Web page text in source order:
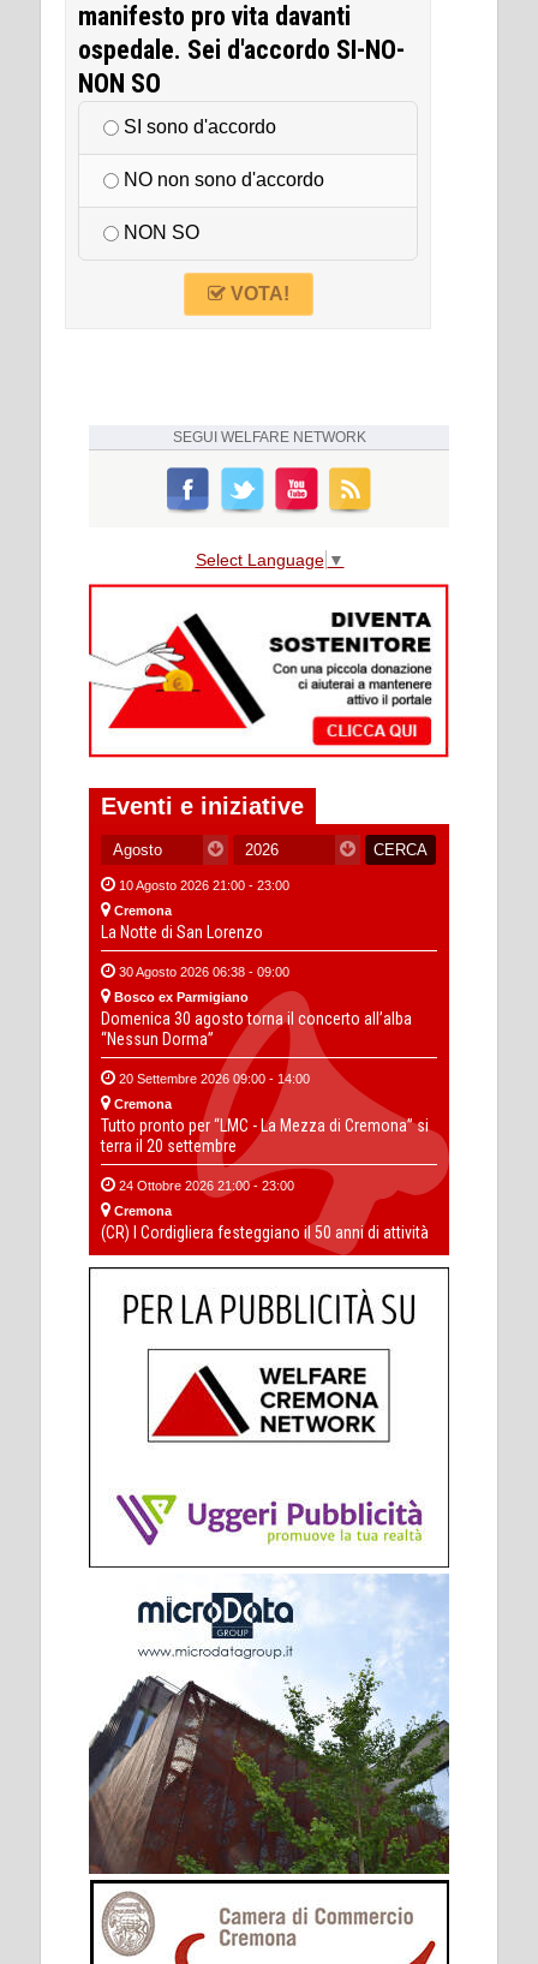
manifesto pro vita davanti
ospedale. Sei d'accordo SI-NO-
NON SO
SI sono d'accordo
NO non sono d'accordo
NON SO
VOTA!
SEGUI WELFARE NETWORK
Select Language ▼
Eventi e iniziative
10 Agosto 2026 21:00 - 23:00
Cremona
La Notte di San Lorenzo
30 Agosto 2026 06:38 - 09:00
Bosco ex Parmigiano
Domenica 30 agosto torna il concerto all’alba
“Nessun Dorma”
20 Settembre 2026 09:00 - 14:00
Cremona
Tutto pronto per “LMC - La Mezza di Cremona” si
terra il 20 settembre
24 Ottobre 2026 21:00 - 23:00
Cremona
(CR) I Cordigliera festeggiano il 50 anni di attività